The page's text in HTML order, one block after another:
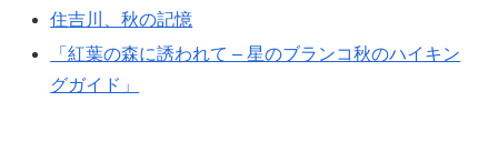
住吉川、秋の記憶
「紅葉の森に誘われて – 星のブランコ秋のハイキン
グガイド」